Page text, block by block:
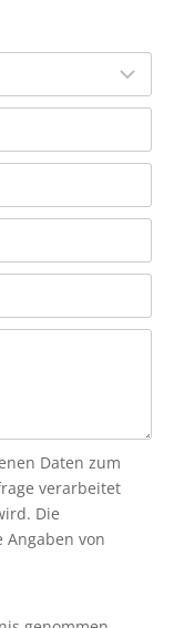
Daten zum
verarbeitet
Die
von